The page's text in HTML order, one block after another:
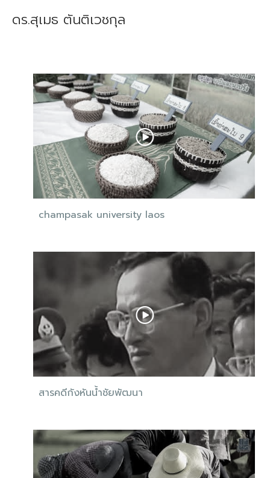
ดร.สุเมธ ตันติเวชกุล
champasak university laos
สารคดีกังหันน้ำชัยพัฒนา